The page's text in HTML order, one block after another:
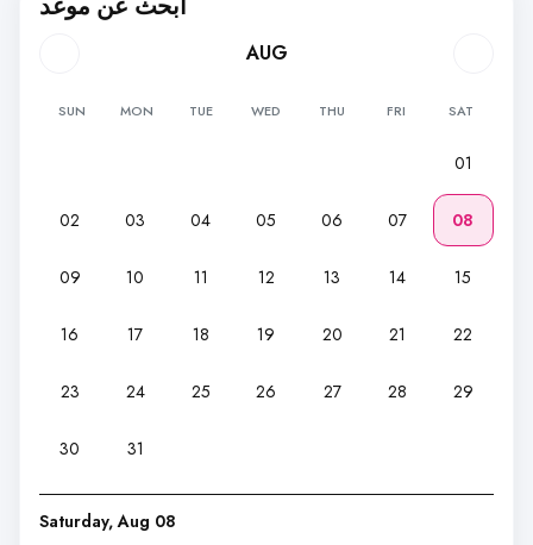
AUG
SUN MON TUE WED THU FRI SAT
01
02 03 04 05 06 07 08
09 10 11 12 13 14 15
16 17 18 19 20 21 22
23 24 25 26 27 28 29
30 31
Saturday, Aug 08